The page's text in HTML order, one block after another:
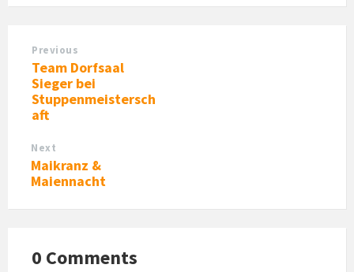
Previous
Team Dorfsaal
Sieger bei
Stuppenmeistersch
aft
Next
Maikranz &
Maiennacht
0 Comments